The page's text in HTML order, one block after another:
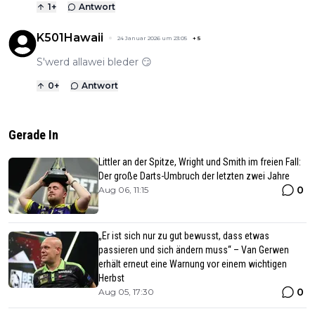
1+ Antwort
K501Hawaii 24 Januar 2026 um 23:05 + 5
S'werd allawei bleder 😏
0+ Antwort
Gerade In
Littler an der Spitze, Wright und Smith im freien Fall:
Der große Darts-Umbruch der letzten zwei Jahre
Aug 06, 11:15 0
„Er ist sich nur zu gut bewusst, dass etwas
passieren und sich ändern muss“ – Van Gerwen
erhält erneut eine Warnung vor einem wichtigen
Herbst
Aug 05, 17:30 0